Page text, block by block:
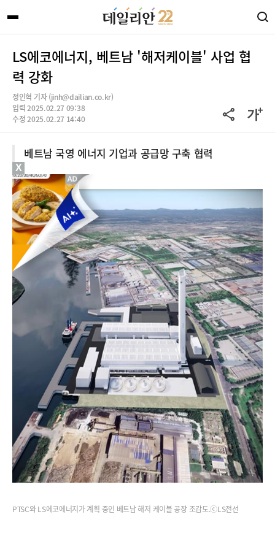
LS에코에너지, 베트남 '해저케이블' 사업 협
력 강화
정인혁 기자 (jinh@dailian.co.kr)
입력 2025.02.27 09:38
수정 2025.02.27 14:40
베트남 국영 에너지 기업과 공급망 구축 협력
PTSC와 LS에코에너지가 계획 중인 베트남 해저 케이블 공장 조감도.ⓒLS전선
X